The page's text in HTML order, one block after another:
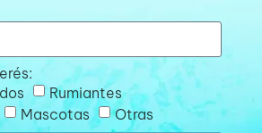
Rumiantes
Mascotas Otras